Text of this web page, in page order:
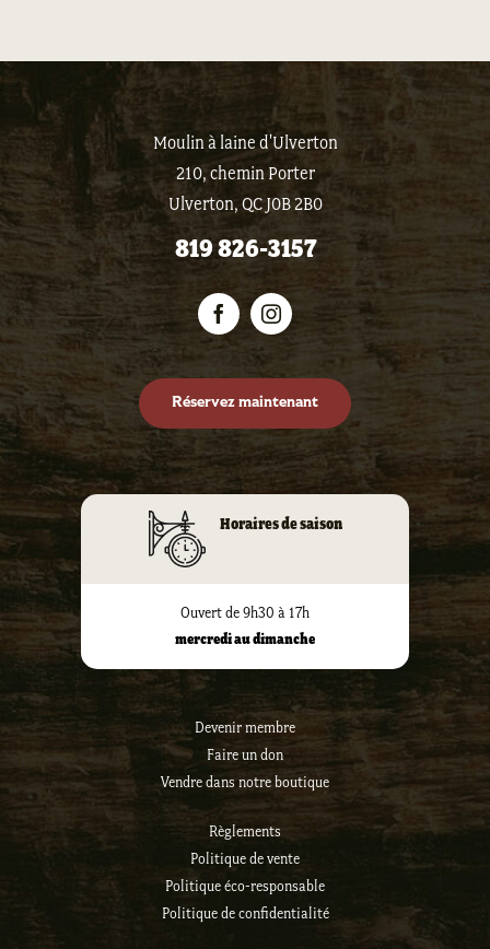
Moulin à laine d'Ulverton
210, chemin Porter
Ulverton, QC J0B 2B0
819 826-3157
Horaires de saison
Ouvert de 9h30 à 17h
mercredi au dimanche
Devenir membre
Faire un don
Vendre dans notre boutique
Règlements
Politique de vente
Politique éco-responsable
Politique de confidentialité
Réservez maintenant